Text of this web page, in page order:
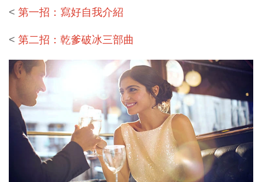
< 第一招：寫好自我介紹
< 第二招：乾爹破冰三部曲